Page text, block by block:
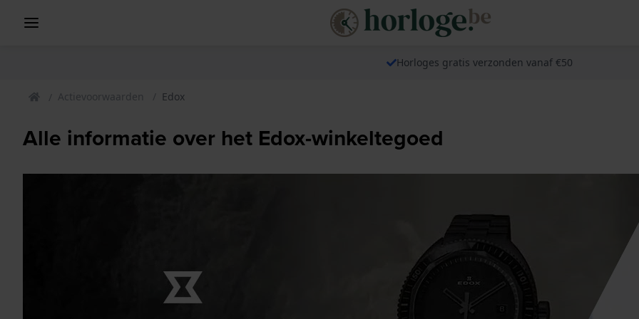
Horloges gratis verzonden vanaf €50
Actievoorwaarden Edox
Alle informatie over het Edox-winkeltegoed